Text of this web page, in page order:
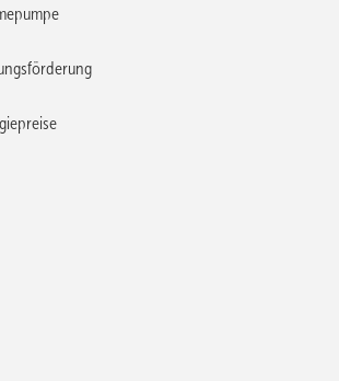
Axialventilator AXC-H.
AXC-H von Systemair ermöglicht mit
und großem Nabenverhältnis hohe Drücke
und hoher Energieeffizienz. Er wurde
Anwendungen und Prozessanwendungen mit
entwickelt und ist in den
und 710 mm jeweils mit 2- oder 4-poligen
zeichnet sich durch eine geringere Lautstärke im
Axialventilatoren aus. Die Kompatibilität mit